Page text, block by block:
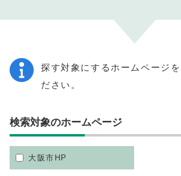
探す対象にするホームページ
ださい。
検索対象のホームページ
大阪市HP